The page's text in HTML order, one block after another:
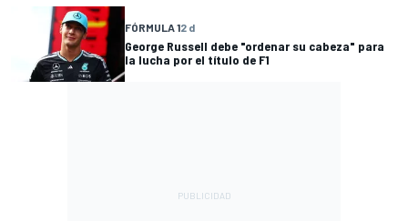
FÓRMULA 12 d
George Russell debe "ordenar su cabeza" para
la lucha por el título de F1